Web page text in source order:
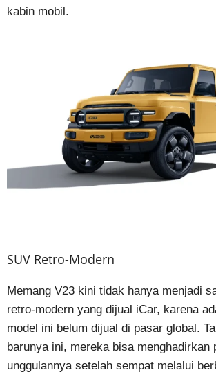
kabin mobil.
SUV Retro-Modern
Memang V23 kini tidak hanya menjadi
retro-modern yang dijual iCar, karena
model ini belum dijual di pasar global.
barunya ini, mereka bisa menghadirkan
unggulannya setelah sempat melalui